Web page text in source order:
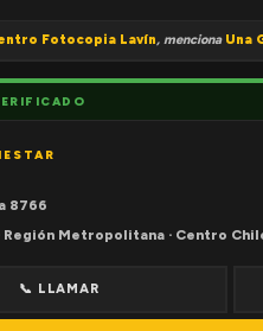
Fotocopia Lavín, menciona Una
8766
Región Metropolitana · Centro
📞 LLAMAR